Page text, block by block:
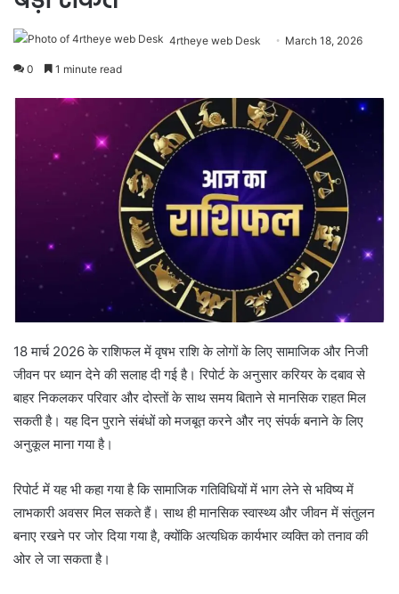
4rtheye web Desk March 18, 2026
0 1 minute read
18 मार्च 2026 के राशिफल में वृषभ राशि के लोगों के लिए सामाजिक और निजी
जीवन पर ध्यान देने की सलाह दी गई है। रिपोर्ट के अनुसार करियर के दबाव से
बाहर निकलकर परिवार और दोस्तों के साथ समय बिताने से मानसिक राहत मिल
सकती है। यह दिन पुराने संबंधों को मजबूत करने और नए संपर्क बनाने के लिए
अनुकूल माना गया है।
रिपोर्ट में यह भी कहा गया है कि सामाजिक गतिविधियों में भाग लेने से भविष्य में
लाभकारी अवसर मिल सकते हैं। साथ ही मानसिक स्वास्थ्य और जीवन में संतुलन
बनाए रखने पर जोर दिया गया है, क्योंकि अत्यधिक कार्यभार व्यक्ति को तनाव की
ओर ले जा सकता है।